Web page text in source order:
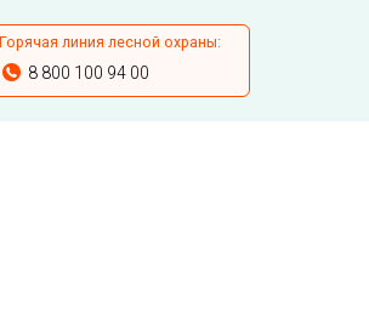
Горячая линия лесной охраны:
8 800 100 94 00